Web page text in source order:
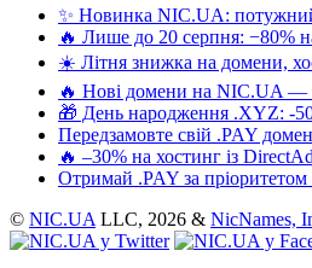
✨ Новинка NIC.UA:
🔥 Лише до 20 серпня: −80%
☀️ Літня знижка на домени,
🔥 Нові домени на NIC.UA —
🎁 День народження .XYZ: -
Передзамовте свій .PAY
🔥 –30% на хостинг із
Отримай .PAY за
© NIC.UA LLC, 2026 & NicNames,